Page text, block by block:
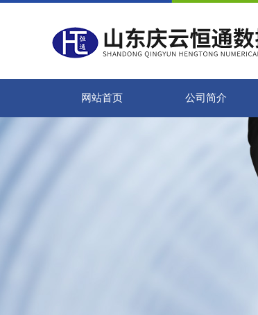
网站首页 公司简介